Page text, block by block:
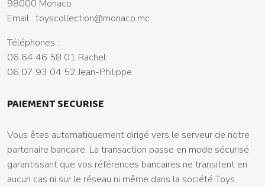
98000 Monaco
Email : toyscollection@monaco.mc
Téléphones :
06 64 46 58 01 Rachel
06 07 93 04 52 Jean-Philippe
PAIEMENT SECURISE
Vous êtes automatiquement dirigé vers le serveur de notre
partenaire bancaire. La transaction passe en mode sécurisé
garantissant que vos références bancaires ne transitent en
aucun cas ni sur le réseau ni même dans la société Toys